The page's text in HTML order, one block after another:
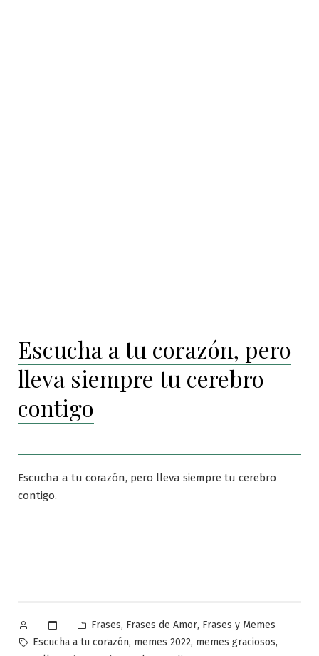
Escucha a tu corazón, pero
lleva siempre tu cerebro
contigo
Escucha a tu corazón, pero lleva siempre tu cerebro
contigo.
Publicado
por
Publicado
en
Frases, Frases de Amor, Frases y Memes
Etiquetas:
Escucha a tu corazón, memes 2022, memes graciosos,